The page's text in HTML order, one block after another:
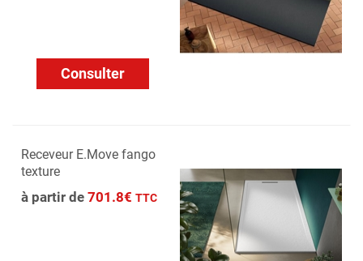
Consulter
Receveur E.Move fango
texture
à partir de 701.8€ TTC